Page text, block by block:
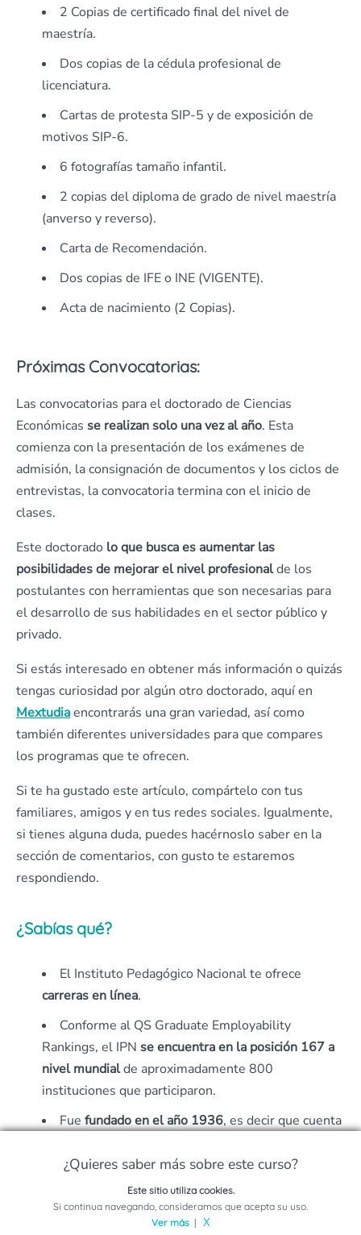
2 Copias de certificado final del nivel de
maestría.
Dos copias de la cédula profesional de
licenciatura.
Cartas de protesta SIP-5 y de exposición de
motivos SIP-6.
6 fotografías tamaño infantil.
2 copias del diploma de grado de nivel maestría
(anverso y reverso).
Carta de Recomendación.
Dos copias de IFE o INE (VIGENTE).
Acta de nacimiento (2 Copias).
Próximas Convocatorias:
Las convocatorias para el doctorado de Ciencias
Económicas se realizan solo una vez al año. Esta
comienza con la presentación de los exámenes de
admisión, la consignación de documentos y los ciclos de
entrevistas, la convocatoria termina con el inicio de
clases.
Este doctorado lo que busca es aumentar las
posibilidades de mejorar el nivel profesionalde los
postulantes con herramientas que son necesarias para
el desarrollo de sus habilidades en el sector público y
privado.
Si estás interesado en obtener más información o quizás
tengas curiosidad por algún otro doctorado, aquí en
Mextudiaencontrarás una gran variedad, así como
también diferentes universidades para que compares
los programas que te ofrecen.
Si te ha gustado este artículo, compártelo con tus
familiares, amigos y en tus redes sociales. Igualmente,
si tienes alguna duda, puedes hacérnoslo saber en la
sección de comentarios, con gusto te estaremos
respondiendo.
¿Sabías qué?
El Instituto Pedagógico Nacional te ofrece
carreras en línea.
Conforme al QS Graduate Employability
Rankings, el IPN se encuentra en la posición 167 a
nivel mundialde aproximadamente 800
instituciones que participaron.
Fue fundado en el año 1936, es decir que cuenta
El Instituto Politécnico Nacional es conocido
coloquialmente como “El Poli”.
“La Técnica al Servicio de la Patria”.
¿Quieres saber más sobre este curso?
Solicita información sobre este programa
Este sitio utiliza cookies.
Si continua navegando, consideramos que acepta su uso.
Ver más| X